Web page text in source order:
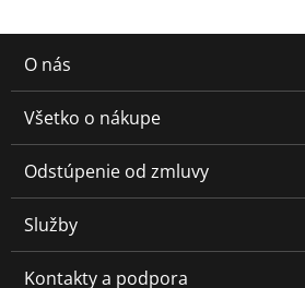
O nás
Všetko o nákupe
Odstúpenie od zmluvy
Služby
Kontakty a podpora